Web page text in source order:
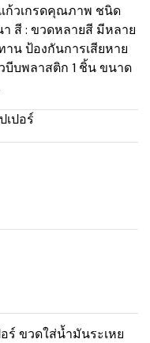
ก้วเกรดคุณภาพ ชนิด
สี : ขวดหลายสี มีหลาย
น ป้องกันการเสียหาย
บพลาสติก 1 ชิ้น ขนาด
ปอร์
ร์ ขวดใส่น้ำมันระเหย